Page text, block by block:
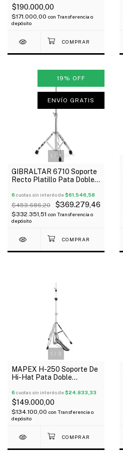
$190.000,00
$171.000,00 con Transferencia o
depósito
1 / 3
19 % OFF
ENVÍO GRATIS
GIBRALTAR 6710 Soporte
Recto Platillo Pata Doble 3
6 cuotas sin interés de$61.546,58
$453.686,20 $369.279,46
$332.351,51 con Transferencia o
depósito
1 / 3
MAPEX H-250 Soporte De
Hi-Hat Pata Doble
6 cuotas sin interés de$24.833,33
$149.000,00
$134.100,00 con Transferencia o
depósito